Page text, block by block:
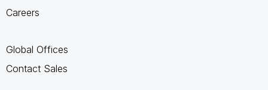
Careers
Global Offices
Contact Sales